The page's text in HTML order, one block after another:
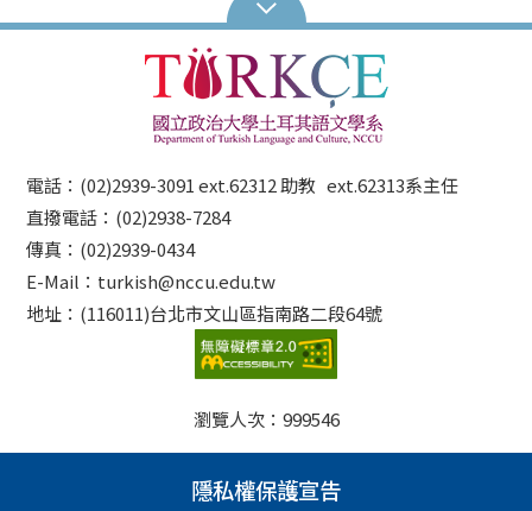
電話：(02)2939-3091 ext.62312 助教 ext.62313系主任
直撥電話：(02)2938-7284
傳真：(02)2939-0434
E-Mail：turkish@nccu.edu.tw
地址：(116011)台北市文山區指南路二段64號
瀏覽人次： 999546
隱私權保護宣告